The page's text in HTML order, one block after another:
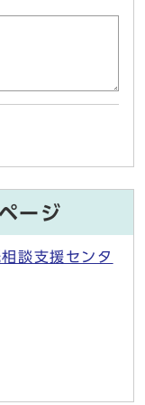
ージ
談支援センタ